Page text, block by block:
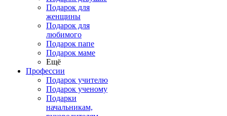
Подарок для
женщины
Подарок для
любимого
Подарок папе
Подарок маме
Ещё
Профессии
Подарок учителю
Подарок ученому
Подарки
начальникам,